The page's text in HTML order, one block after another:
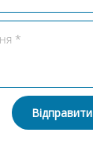
Відправити